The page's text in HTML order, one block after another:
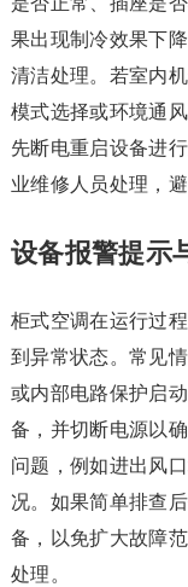
果出现制冷效果下
清洁处理。若室内
模式选择或环境通
先断电重启设备进
业维修人员处理，
设备报警提示
柜式空调在运行过
到异常状态。常见
或内部电路保护启
备，并切断电源以
问题，例如进出风
况。如果简单排查
备，以免扩大故障
处理。